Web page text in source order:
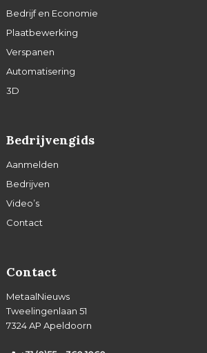
Bedrijf en Economie
Plaatbewerking
Verspanen
Automatisering
3D
Bedrijvengids
Aanmelden
Bedrijven
Video’s
Contact
Contact
MetaalNieuws
Tweelingenlaan 51
7324 AP Apeldoorn